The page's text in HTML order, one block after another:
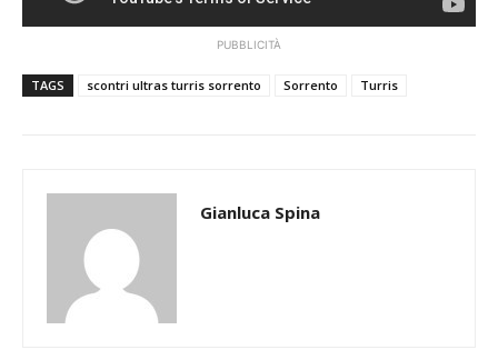
PUBBLICITÀ
TAGS scontri ultras turris sorrento Sorrento Turris
Gianluca Spina